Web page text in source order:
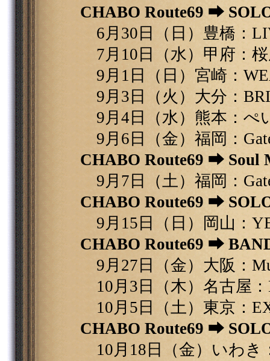
CHABO Route69 ⮕
6月30日（日）豊橋：
7月10日（水）甲府：
9月1日（日）宮崎：
9月3日（火）大分：
9月4日（水）熊本：ぺ
9月6日（金）福岡：
CHABO Route69 ⮕ Soul
9月7日（土）福岡：
CHABO Route69 ⮕
9月15日（日）岡山：
CHABO Route69 ⮕
9月27日（金）大阪：
10月3日（木）名古屋
10月5日（土）東京：
CHABO Route69 ⮕
10月18日（金）いわ